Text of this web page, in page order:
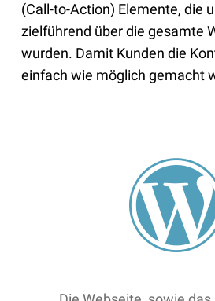
(Call-to-Action) Elemente, die
zielführend über die gesamte
wurden. Damit Kunden die
einfach wie möglich gemacht